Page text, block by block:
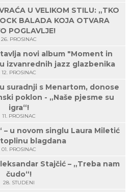
U VELIKOM STILU: „TKO
BALADA KOJA OTVARA
POGLAVLJE!
26. PROSINAC
novi album "Moment in
izvanrednih jazz glazbenika
12. PROSINAC
suradnji s Menartom, donose
poklon - „Naše pjesme su
igra“!
11. PROSINAC
– u novom singlu Laura Miletić
blagdana
01. PROSINAC
Stajčić – „Treba nam
čudo“!
28. STUDENI